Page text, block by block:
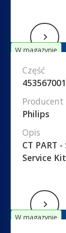
W magazynie
Część
Producent
Philips
Opis
CT PART
Service Kit
W magazynie